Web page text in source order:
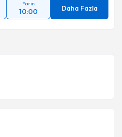
Yarın
10:00 Daha Fazla